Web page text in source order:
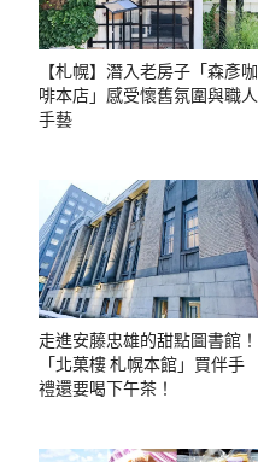
【札幌】潛入老房子「森彥咖
啡本店」感受懷舊氛圍與職人
手藝
走進安藤忠雄的甜點圖書館！
「北菓樓 札幌本館」買伴手
禮還要喝下午茶！